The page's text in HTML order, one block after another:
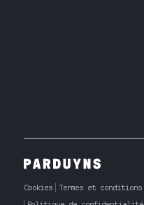
Cookies Termes et conditions